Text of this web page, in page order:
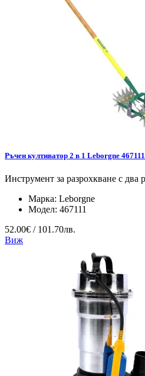
Ръчен култиватор 2 в 1 Leborgne
Инструмент за разрохкване с два
Марка: Leborgne
Модел: 467111
52.00€ / 101.70лв.
Виж